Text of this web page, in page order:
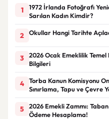
1
1972 İrlanda Fotoğrafı
Sarılan Kadın Kimdir?
2 Okullar Hangi Tarihte
3
2026 Ocak Emeklilik
Bilgileri
4
Torba Kanun Komisyonu
Sınırlama, Tapu ve Çevre
5
2026 Emekli Zammı:
Ödeme Hesaplama!